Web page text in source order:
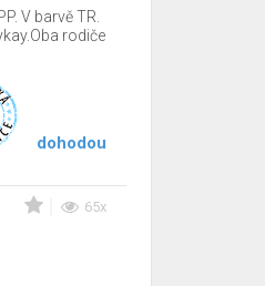
V barvě TR.
rodiče
dohodou
65x